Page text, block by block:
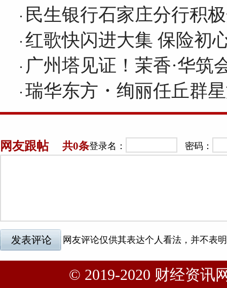
民生银行石家庄分行积
红歌快闪进大集 保险
广州塔见证！茉香·华筑
瑞华东方・绚丽任丘群
© 2019-2020 财经资讯